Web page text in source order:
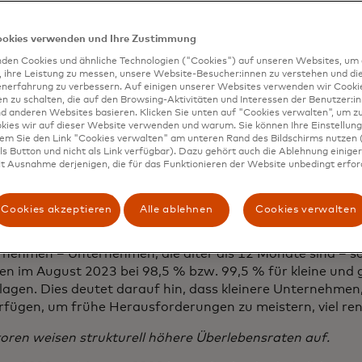
kommt zu dem Ergebnis, dass die Überlebensraten der
während der Pandemie liegen.
lag die Wahrscheinlichkeit, dass kleine Unternehmen,
(junge Kleinunternehmen), innerhalb der nächsten
% und bei jungen Grossunternehmen bei 99,1 %,
März 2020. Vor dem Ausbruch der Pandemie im August
mit 97,1 % bzw. 99,4 % für junge kleine und grosse
dass noch Raum für eine weitere Erholung
der Gründung stehen kleinere Unternehmen vor
sie versuchen, einen Kundenstamm aufzubauen, der
– Unternehmen, die älter als 12 Monate sind –
im August 2023 bei 98,5 % bzw. 99,5 % für kleine und
Dies deutet darauf hin, dass kleinere
um frühe Herausforderungen zu meistern, viel
weisen strukturell höhere Überlebensraten auf.
verwenden und Ihre Zustimmung
Cookies und ähnliche Technologien ("Cookies") auf unseren Websites, um
ihre Leistung zu messen, unsere Website-Besucher:innen zu verstehen und die
zu verbessern. Auf einigen unserer Websites verwenden wir
zu schalten, die auf den Browsing-Aktivitäten und Interessen der
anderen Websites basieren. Klicken Sie unten auf "Cookies verwalten", um
wir auf dieser Website verwenden und warum. Sie können Ihre
Sie den Link "Cookies verwalten" am unteren Rand des Bildschirms nutzen
Button und nicht als Link verfügbar). Dazu gehört auch die Ablehnung
Ausnahme derjenigen, die für das Funktionieren der Website unbedingt
Cookies akzeptieren Alle ablehnen Cookies verwalten